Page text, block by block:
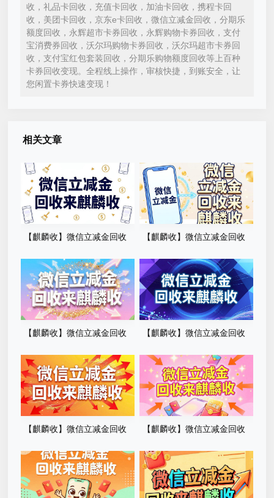
收，礼品卡回收，充值卡回收，加油卡回收，携程卡回
收，美团卡回收，京东e卡回收，微信立减金回收，分期乐
额度回收，永辉超市卡券回收，永辉购物卡券回收，支付
宝消费券回收，沃尔玛购物卡券回收，沃尔玛超市卡券回
收，支付宝红包套装回收，分期乐购物额度回收等上百种
卡券回收变现。全程线上操作，审核快捷，到账安全，让
您闲置卡券快速变现！
相关文章
【麒麟收】微信立减金回收
科普：闲置权益变现的合规路
径与操作方法
【麒麟收】微信立减金回收
实用指南：别让卡包里的小钱
悄悄溜走
【麒麟收】微信立减金回收
变现方法：卡包闲置福利的处
理手册
【麒麟收】微信立减金回收
全解析：闲置权益的合理变现
路径
【麒麟收】微信立减金回收
实用指南：别让你的零散优惠
悄悄过期
【麒麟收】微信立减金回收
方法分享：告别卡券浪费的实
用小技巧